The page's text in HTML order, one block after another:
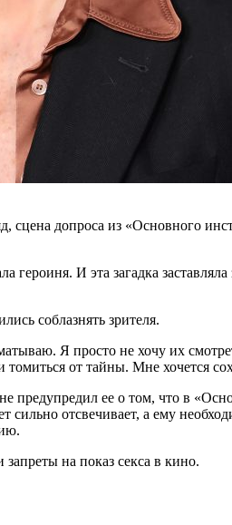
сцена допроса из «Основного
И эта загадка
соблазнять зрителя.
Я просто не хочу их
от тайны. Мне хочется
предупредил ее о том, что в
отсвечивает, а ему
на показ секса в кино.